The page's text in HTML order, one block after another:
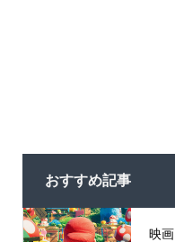
おすすめ記事
映